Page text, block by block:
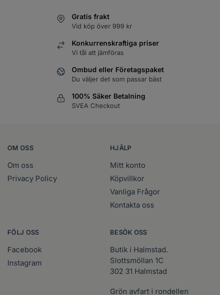
Gratis frakt
Vid köp över 999 kr
Konkurrenskraftiga priser
Vi tål att jämföras
Ombud eller Företagspaket
Du väljer det som passar bäst
100% Säker Betalning
SVEA Checkout
OM OSS
Om oss
Privacy Policy
HJÄLP
Mitt konto
Köpvillkor
Vanliga Frågor
Kontakta oss
FÖLJ OSS
Facebook
Instagram
BESÖK OSS
Butik i Halmstad.
Slottsmöllan 1C
302 31 Halmstad
Grön avfart i rondellen